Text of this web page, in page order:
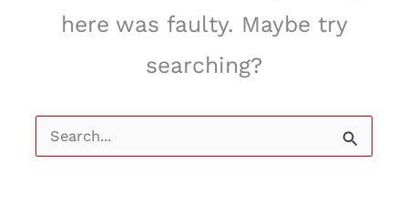
here was faulty. Maybe try
searching?
Search
for: